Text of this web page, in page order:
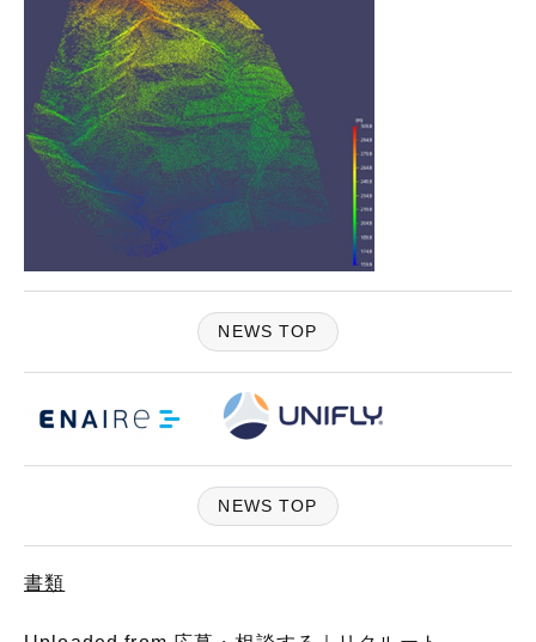
NEWS TOP
NEWS TOP
書類